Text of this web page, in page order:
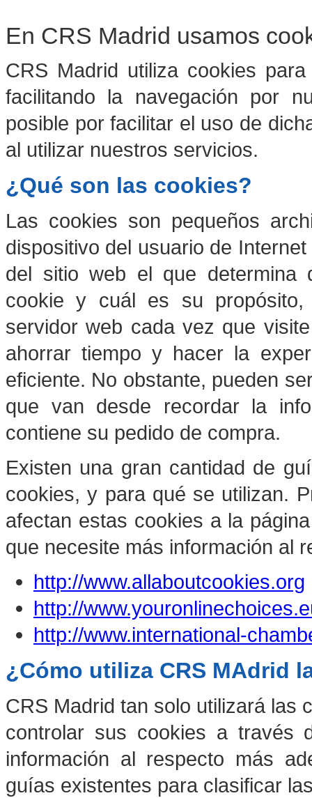
En CRS Madrid usamos
CRS Madrid utiliza cookies
facilitando la navegación por
posible por facilitar el uso de
al utilizar nuestros servicios.
¿Qué son las cookies?
Las cookies son pequeños
dispositivo del usuario de
del sitio web el que determina
cookie y cuál es su
servidor web cada vez que
ahorrar tiempo y hacer la
eficiente. No obstante, pueden
que van desde recordar la
contiene su pedido de compra.
Existen una gran cantidad de
cookies, y para qué se utilizan.
afectan estas cookies a la
que necesite más información al
http://www.allaboutcookies.org
http://
http://www.international-
¿Cómo utiliza CRS MAdrid
CRS Madrid tan solo utilizará las
controlar sus cookies a través
información al respecto más
guías existentes para clasificar